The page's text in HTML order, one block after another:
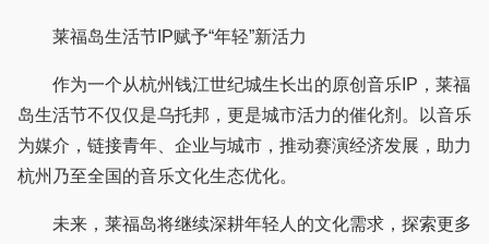
莱福岛生活节IP赋予“年轻”新活力
作为一个从杭州钱江世纪城生长出的原创音乐IP，莱福
岛生活节不仅仅是乌托邦，更是城市活力的催化剂。以音乐
为媒介，链接青年、企业与城市，推动赛演经济发展，助力
杭州乃至全国的音乐文化生态优化。
未来，莱福岛将继续深耕年轻人的文化需求，探索更多